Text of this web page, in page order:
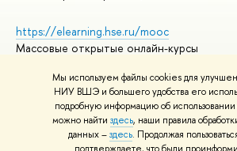
Мы используем файлы cookies для
НИУ ВШЭ и большего удобства его
подробную информацию об
можно найти здесь, наши правила
данных –здесь. Продолжая
https://elearning.hse.ru/mooc
Массовые открытые онлайн-курсы
© НИУ ВШЭ 1993–2026
Адреса и контакты
Условия использования материалов